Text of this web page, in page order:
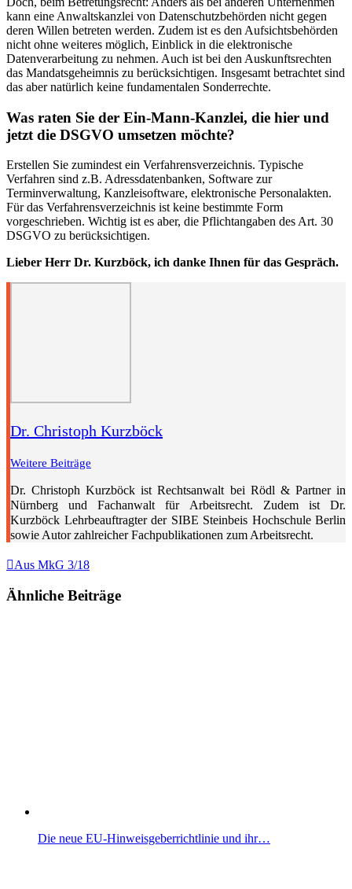
kann eine Anwaltskanzlei von Datenschutzbehörden nicht gegen
deren Willen betreten werden. Zudem ist es den Aufsichtsbehörden
nicht ohne weiteres möglich, Einblick in die elektronische
Datenverarbeitung zu nehmen. Auch ist bei den Auskunftsrechten
das Mandatsgeheimnis zu berücksichtigen. Insgesamt betrachtet sind
das aber natürlich keine fundamentalen Sonderrechte.
Was raten Sie der Ein-Mann-Kanzlei, die hier und
jetzt die DSGVO umsetzen möchte?
Erstellen Sie zumindest ein Verfahrensverzeichnis. Typische
Verfahren sind z.B. Adressdatenbanken, Software zur
Terminverwaltung, Kanzleisoftware, elektronische Personalakten.
Für das Verfahrensverzeichnis ist keine bestimmte Form
vorgeschrieben. Wichtig ist es aber, die Pflichtangaben des Art. 30
DSGVO zu berücksichtigen.
Lieber Herr Dr. Kurzböck, ich danke Ihnen für das Gespräch.
Dr. Christoph Kurzböck
Weitere Beiträge
Dr. Christoph Kurzböck ist Rechtsanwalt bei Rödl & Partner in
Nürnberg und Fachanwalt für Arbeitsrecht. Zudem ist Dr.
Kurzböck Lehrbeauftragter der SIBE Steinbeis Hochschule Berlin
sowie Autor zahlreicher Fachpublikationen zum Arbeitsrecht.
Aus MkG 3/18
Ähnliche Beiträge
Die neue EU-Hinweisgeberrichtlinie und ihr…